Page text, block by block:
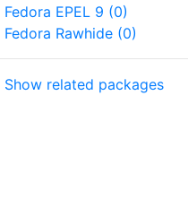
Fedora EPEL 9 (0)
Fedora Rawhide (0)
Show related packages